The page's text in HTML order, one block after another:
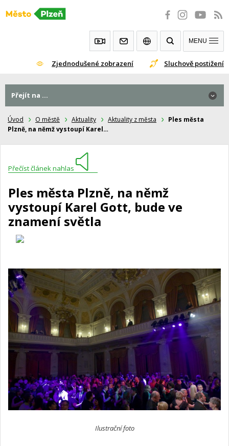
Přeskočit
Zjednodušené zobrazení Sluchově postižení
MENU
Úvod O městě Aktuality Aktuality z města
Ples města
Plzně, na němž vystoupí Karel…
Přečíst článek nahlas
Ples města Plzně, na němž
vystoupí Karel Gott, bude ve
znamení světla
Ilustrační foto
Přejít na ...